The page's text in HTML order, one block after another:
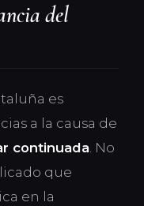
del
es
a la causa de
continuada . No
que
en la